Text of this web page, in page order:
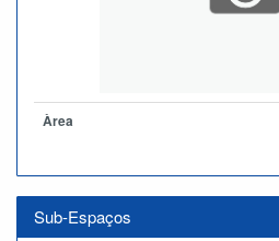
Àrea
Sub-Espaços